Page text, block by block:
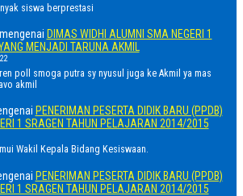
siswa berprestasi
mengenai DIMAS WIDHI ALUMNI SMA NEGERI 1
MENJADI TARUNA AKMIL
poll smoga putra sy nyusul juga ke Akmil ya mas
akmil
PENERIMAN PESERTA DIDIK BARU (PPDB)
1 SRAGEN TAHUN PELAJARAN 2014/2015
Wakil Kepala Bidang Kesiswaan.
PENERIMAN PESERTA DIDIK BARU (PPDB)
1 SRAGEN TAHUN PELAJARAN 2014/2015